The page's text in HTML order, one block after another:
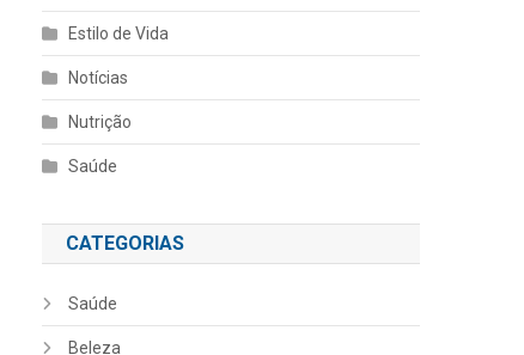
Estilo de Vida
Notícias
Nutrição
Saúde
CATEGORIAS
Saúde
Beleza